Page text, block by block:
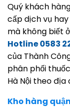
Quý khách
cấp dịch vụ
mà không biết
Hotline 0583
của Thành
phân phối
Hà Nội theo địa
Kho hàng